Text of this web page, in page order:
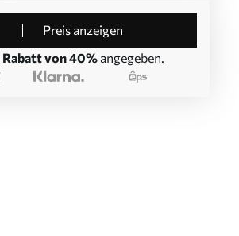
Preis anzeigen
Rabatt von 40% angegeben.